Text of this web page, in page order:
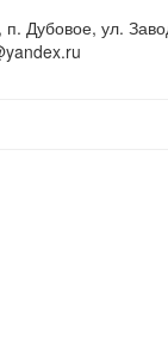
п. Дубовое, ул.